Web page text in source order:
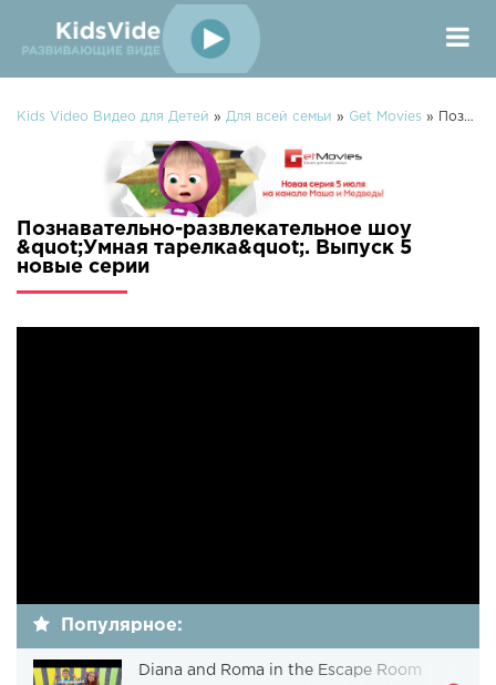
Kids Video Видео для Детей » Для всей семьи » Get Movies » Познавательно-развлекательное шоу "Умная тарелка". Выпуск 5
Познавательно-развлекательное шоу
&quot;Умная тарелка&quot;. Выпуск 5
новые серии
Популярное:
Diana and Roma in the Escape Room